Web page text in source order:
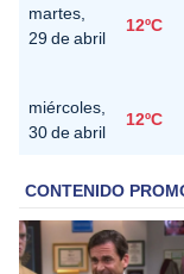
martes,
29 de abril
12ºC
miércoles,
30 de abril
12ºC